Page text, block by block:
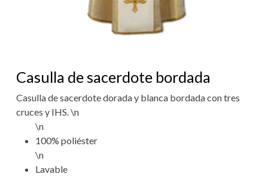
Casulla de sacerdote bordada
Casulla de sacerdote dorada y blanca bordada con tres
cruces y IHS. \n
\n
100% poliéster
\n
Lavable